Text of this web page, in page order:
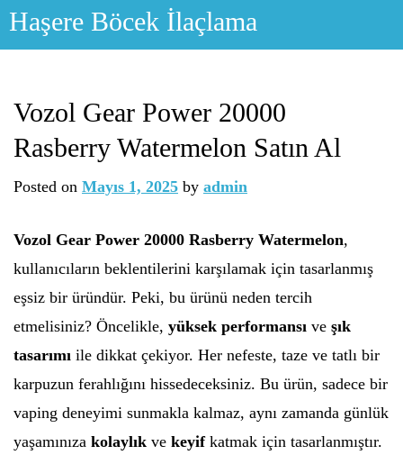
Skip
Haşere Böcek İlaçlama
Vozol Gear Power 20000
Rasberry Watermelon Satın Al
Posted on Mayıs 1, 2025 by admin
Vozol Gear Power 20000 Rasberry Watermelon,
kullanıcıların beklentilerini karşılamak için tasarlanmış
eşsiz bir üründür. Peki, bu ürünü neden tercih
etmelisiniz? Öncelikle, yüksek performansı ve şık
tasarımı ile dikkat çekiyor. Her nefeste, taze ve tatlı bir
karpuzun ferahlığını hissedeceksiniz. Bu ürün, sadece bir
vaping deneyimi sunmakla kalmaz, aynı zamanda günlük
yaşamınıza kolaylık ve keyifkatmak için tasarlanmıştır.